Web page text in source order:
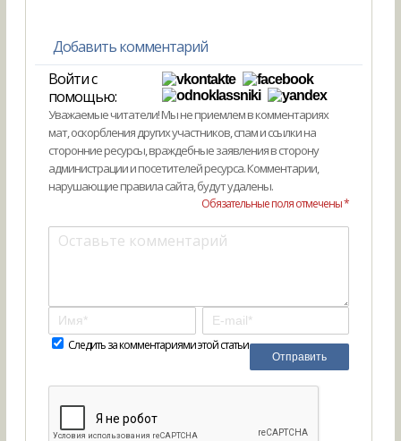
Добавить комментарий
Войти с
помощью:
Уважаемые читатели! Мы не приемлем в комментариях
мат, оскорбления других участников, спам и ссылки на
сторонние ресурсы, враждебные заявления в сторону
администрации и посетителей ресурса. Комментарии,
нарушающие правила сайта, будут удалены.
Обязательные поля отмечены *
Следить за комментариями этой статьи